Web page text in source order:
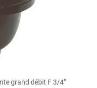
grand débit F 3/4"